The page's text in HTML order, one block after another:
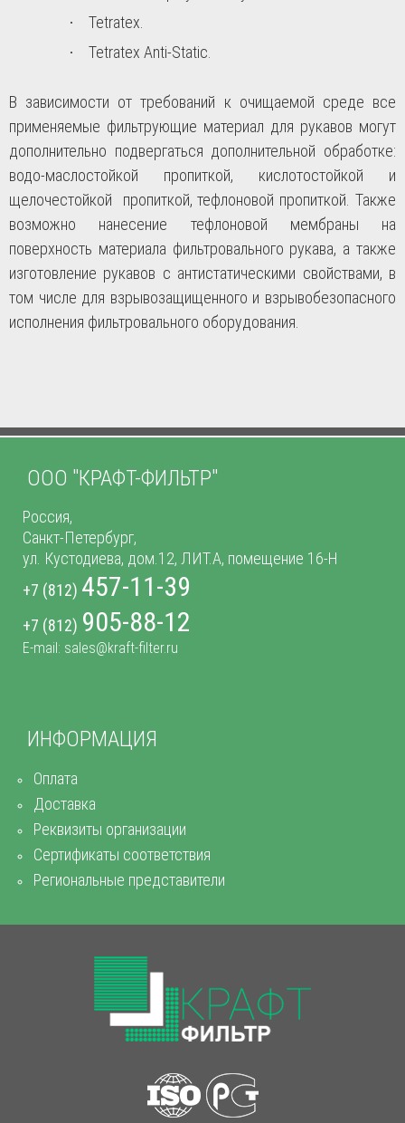
· Tetratex
· Tetratex Anti-Static
В зависимости от требований к очищаемой среде все
применяемые фильтрующие материал для рукавов могут
дополнительно подвергаться дополнительной обработке:
водо-маслостойкой пропиткой, кислотостойкой и
щелочестойкой пропиткой, тефлоновой пропиткой. Также
возможно нанесение тефлоновой мембраны на
поверхность материала фильтровального рукава, а также
изготовление рукавов с антистатическими свойствами, в
том числе для взрывозащищенного и взрывобезопасного
исполнения фильтровального оборудования.
ИНФОРМАЦИЯ
Оплата
Доставка
Реквизиты организации
Сертификаты соответствия
Региональные представители
ООО "КРАФТ-ФИЛЬТР"
Россия,
Санкт-Петербург,
ул. Кустодиева, дом.12, ЛИТ.А, помещение 16-Н
+7 (812) 457-11-39
+7 (812) 905-88-12
E-mail: sales@kraft-filter.ru